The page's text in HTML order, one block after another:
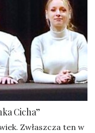
Cicha”
Zwłaszcza ten w